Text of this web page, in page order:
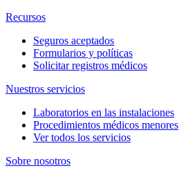
Recursos
Seguros aceptados
Formularios y políticas
Solicitar registros médicos
Nuestros servicios
Laboratorios en las instalaciones
Procedimientos médicos menores
Ver todos los servicios
Sobre nosotros